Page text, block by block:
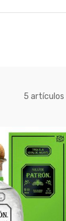
5 artículos